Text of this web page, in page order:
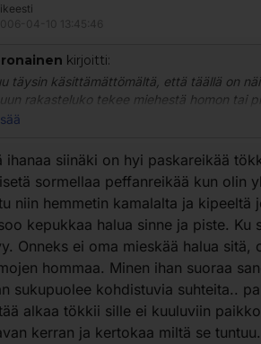
kirjoitti:
täysin käsittämättömältä, että täällä on
rakasteluko tekee miehestä homon tai
sentin päässä oleva toinen
Homot rakastelevat toisiaan
suun lisäksi ei oikein anatoomisesti
se on mauste...tuntuu
se tarkoita kuitenkaan sitä, että mies
rakastella toisen miehen
asiantuntijoita täällä pyörii!!!
ihanaa siinäki on hyi paskareikää
sormellaa peffanreikää kun olin
niin hemmetin kamalalta ja kipeeltä
kepukkaa halua sinne ja piste. Ku
Onneks ei oma mieskää halua sitä,
hommaa. Minen ihan suoraa
sukupuolee kohdistuvia suhteita..
alkaa tökkii sille ei kuuluviin
kerran ja kertokaa miltä se tuntuu.